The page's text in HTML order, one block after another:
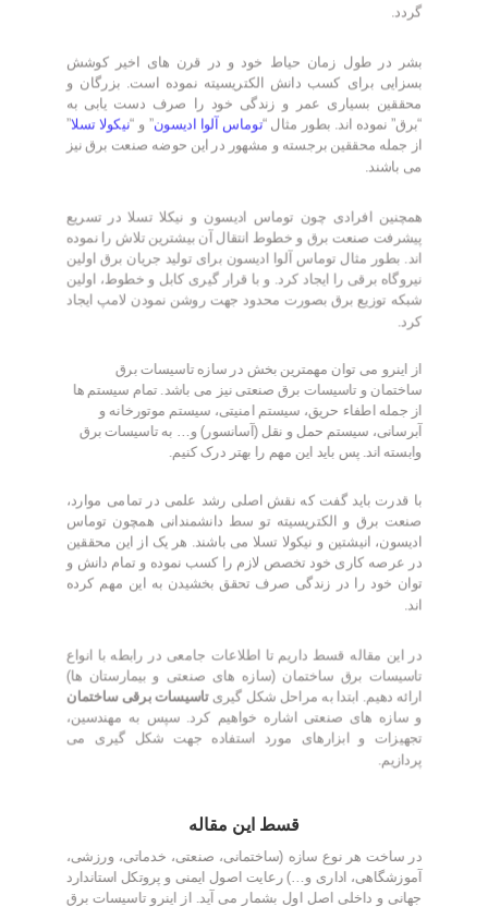
گردد.
بشر در طول زمان حیاط خود و در قرن های اخیر کوشش
بسزایی برای کسب دانش الکتریسیته نموده است. بزرگان و
محققین بسیاری عمر و زندگی خود را صرف دست یابی به
“برق” نموده اند. بطور مثال “توماس آلوا ادیسون” و “نیکولا تسلا”
از جمله محققین برجسته و مشهور در این حوضه صنعت برق نیز
می باشند.
همچنین افرادی چون توماس ادیسون و نیکلا تسلا در تسریع
پیشرفت صنعت برق و خطوط انتقال آن بیشترین تلاش را نموده
اند. بطور مثال توماس آلوا ادیسون برای تولید جریان برق اولین
نیروگاه برقی را ایجاد کرد. و با قرار گیری کابل و خطوط، اولین
شبکه توزیع برق بصورت محدود جهت روشن نمودن لامپ ایجاد
کرد.
از اینرو می توان مهمترین بخش در سازه تاسیسات برق
ساختمان و تاسیسات برق صنعتی نیز می باشد. تمام سیستم ها
از جمله اطفاء حریق، سیستم امنیتی، سیستم موتورخانه و
آبرسانی، سیستم حمل و نقل (آسانسور) و… به تاسیسات برق
وابسته اند. پس باید این مهم را بهتر درک کنیم.
با قدرت باید گفت که نقش اصلی رشد علمی در تمامی موارد،
صنعت برق و الکتریسیته تو سط دانشمندانی همچون توماس
ادیسون، انیشتین و نیکولا تسلا می باشند. هر یک از این محققین
در عرصه کاری خود تخصص لازم را کسب نموده و تمام دانش و
توان خود را در زندگی صرف تحقق بخشیدن به این مهم کرده
اند.
در این مقاله قسط داریم تا اطلاعات جامعی در رابطه با انواع
تاسیسات برق ساختمان (سازه های صنعتی و بیمارستان ها)
ارائه دهیم. ابتدا به مراحل شکل گیری تاسیسات برقی ساختمان
و سازه های صنعتی اشاره خواهیم کرد. سپس به مهندسین،
تجهیزات و ابزارهای مورد استفاده جهت شکل گیری می
پردازیم.
قسط این مقاله
در ساخت هر نوع سازه (ساختمانی، صنعتی، خدماتی، ورزشی،
آموزشگاهی، اداری و…) رعایت اصول ایمنی و پروتکل استاندارد
جهانی و داخلی اصل اول بشمار می آید. از اینرو تاسیسات برق